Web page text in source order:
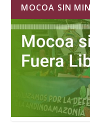
MOCOA SIN